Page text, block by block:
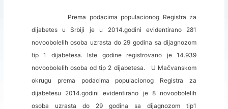
Prema podacima populacionog Registra za
dijabetes u Srbiji je u 2014.godini evidentirano 281
novoobolelih osoba uzrasta do 29 godina sa dijagnozom
tip 1 dijabetesa. Iste godine registrovano je 14.939
novoobolelih osoba od tip 2 dijabetesa. U Mačvanskom
okrugu prema podacima populacionog Registra za
dijabetesu 2014.godini evidentirano je 8 novoobolelih
osoba uzrasta do 29 godina sa dijagnozom tip1